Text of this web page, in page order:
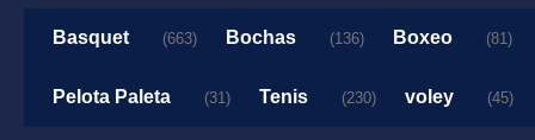
Basquet (663) Bochas (136) Boxeo (81)
Pelota Paleta (31) Tenis (230) voley (45)